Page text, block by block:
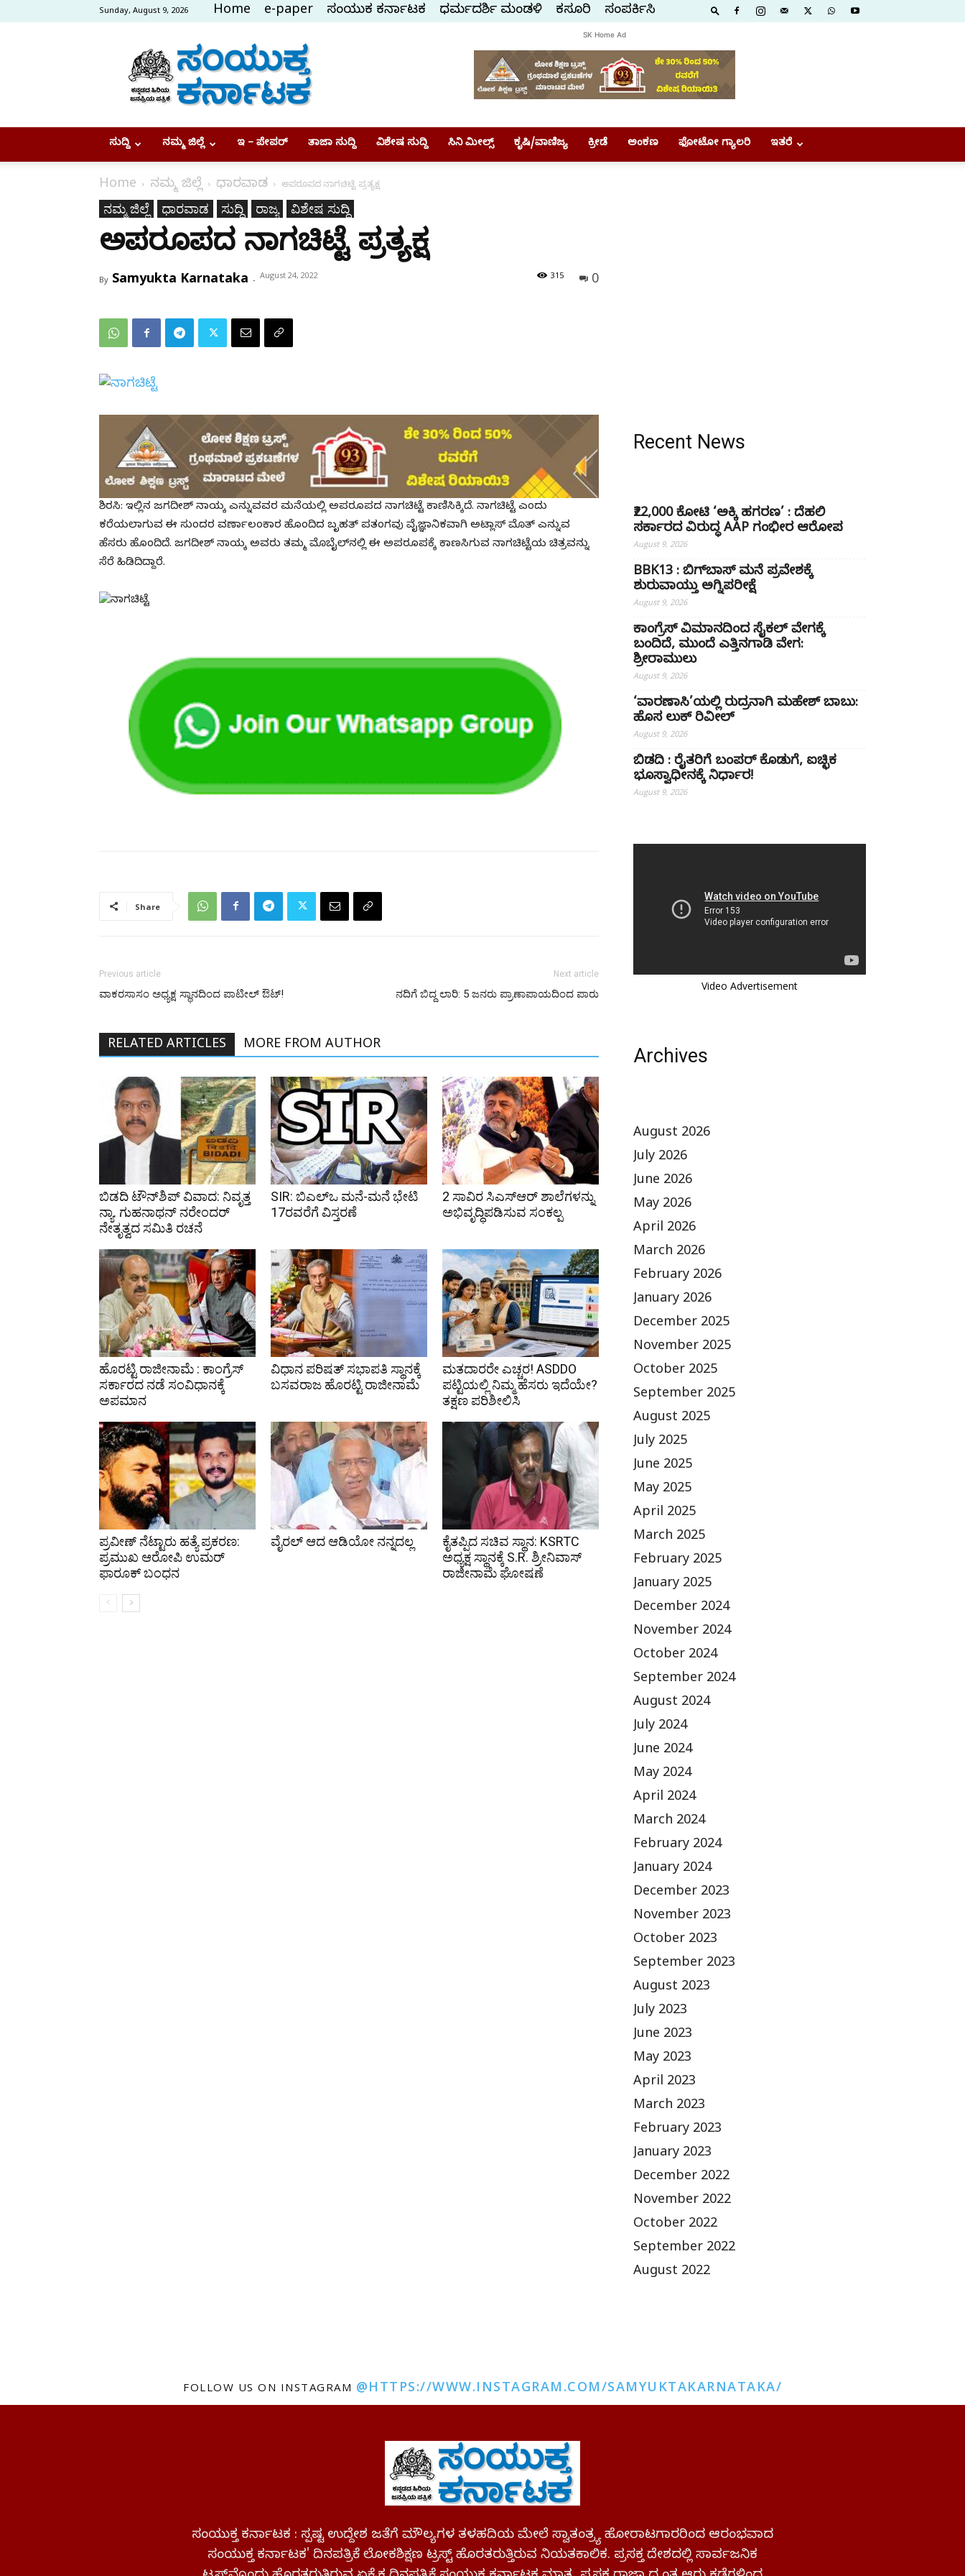
Sunday, August 9, 2026 Home e-paper ಸಂಯುಕ್ತ ಕರ್ನಾಟಕ ಧರ್ಮದರ್ಶಿ ಮಂಡಳಿ ಕಸ್ತೂರಿ ಸಂಪರ್ಕಿಸಿ
Samyukta
Karnataka
SK Home Ad
ಸುದ್ದಿ ನಮ್ಮ ಜಿಲ್ಲೆ ಇ – ಪೇಪರ್ ತಾಜಾ ಸುದ್ದಿ ವಿಶೇಷ ಸುದ್ದಿ ಸಿನಿ ಮೀಲ್ಸ್ ಕೃಷಿ/ವಾಣಿಜ್ಯ ಕ್ರೀಡೆ ಅಂಕಣ ಫೋಟೋ ಗ್ಯಾಲರಿ ಇತರೆ
Home ನಮ್ಮ ಜಿಲ್ಲೆ ಧಾರವಾಡ ಅಪರೂಪದ ನಾಗಚಿಟ್ಟೆ ಪ್ರತ್ಯಕ್ಷ
ನಮ್ಮ ಜಿಲ್ಲೆ ಧಾರವಾಡ ಸುದ್ದಿ ರಾಜ್ಯ ವಿಶೇಷ ಸುದ್ದಿ
ಅಪರೂಪದ ನಾಗಚಿಟ್ಟೆ ಪ್ರತ್ಯಕ್ಷ
By Samyukta Karnataka - August 24, 2022 0
315
ಶಿರಸಿ: ಇಲ್ಲಿನ ಜಗದೀಶ್ ನಾಯ್ಕ ಎನ್ನುವವರ ಮನೆಯಲ್ಲಿ ಅಪರೂಪದ ನಾಗಚಿಟ್ಟೆ ಕಾಣಿಸಿಕ್ಕಿದೆ. ನಾಗಚಿಟ್ಟೆ ಎಂದು
ಕರೆಯಲಾಗುವ ಈ ಸುಂದರ ವರ್ಣಾಲಂಕಾರ ಹೊಂದಿದ ಬೃಹತ್ ಪತಂಗವು ವೈಜ್ಞಾನಿಕವಾಗಿ ಅಟ್ಲಾಸ್ ಮೊತ್ ಎನ್ನುವ
ಹೆಸರು ಹೊಂದಿದೆ. ಜಗದೀಶ್ ನಾಯ್ಕ ಅವರು ತಮ್ಮ ಮೊಬೈಲ್‌ನಲ್ಲಿ ಈ ಅಪರೂಪಕ್ಕೆ ಕಾಣಸಿಗುವ ನಾಗಚಿಟ್ಟೆಯ ಚಿತ್ರವನ್ನು
ಸೆರೆ ಹಿಡಿದಿದ್ದಾರೆ.
Share
Previous article
ವಾಕರಸಾಸಂ ಅಧ್ಯಕ್ಷ ಸ್ಥಾನದಿಂದ ಪಾಟೀಲ್ ಔಟ್!
Next article
ನದಿಗೆ ಬಿದ್ದ ಲಾರಿ: 5 ಜನರು ಪ್ರಾಣಾಪಾಯದಿಂದ ಪಾರು
RELATED ARTICLES MORE FROM AUTHOR
ಬಿಡದಿ ಟೌನ್‌ಶಿಪ್ ವಿವಾದ: ನಿವೃತ್ತ
ನ್ಯಾ. ಗುಹನಾಥನ್ ನರೇಂದರ್
ನೇತೃತ್ವದ ಸಮಿತಿ ರಚನೆ
SIR: ಬಿಎಲ್ಒ ಮನೆ-ಮನೆ ಭೇಟಿ
17ರವರೆಗೆ ವಿಸ್ತರಣೆ
2 ಸಾವಿರ ಸಿಎಸ್‌ಆರ್ ಶಾಲೆಗಳನ್ನು
ಅಭಿವೃದ್ಧಿಪಡಿಸುವ ಸಂಕಲ್ಪ
ಹೊರಟ್ಟಿ ರಾಜೀನಾಮೆ : ಕಾಂಗ್ರೆಸ್
ಸರ್ಕಾರದ ನಡೆ ಸಂವಿಧಾನಕ್ಕೆ
ಅಪಮಾನ
ವಿಧಾನ ಪರಿಷತ್ ಸಭಾಪತಿ ಸ್ಥಾನಕ್ಕೆ
ಬಸವರಾಜ ಹೊರಟ್ಟಿ ರಾಜೀನಾಮೆ
ಮತದಾರರೇ ಎಚ್ಚರ! ASDDO
ಪಟ್ಟಿಯಲ್ಲಿ ನಿಮ್ಮ ಹೆಸರು ಇದೆಯೇ?
ತಕ್ಷಣ ಪರಿಶೀಲಿಸಿ
ಪ್ರವೀಣ್ ನೆಟ್ಟಾರು ಹತ್ಯೆ ಪ್ರಕರಣ:
ಪ್ರಮುಖ ಆರೋಪಿ ಉಮರ್
ಫಾರೂಕ್ ಬಂಧನ
ವೈರಲ್ ಆದ ಆಡಿಯೋ ನನ್ನದಲ್ಲ
ಕೈತಪ್ಪಿದ ಸಚಿವ ಸ್ಥಾನ: KSRTC
ಅಧ್ಯಕ್ಷ ಸ್ಥಾನಕ್ಕೆ S.R. ಶ್ರೀನಿವಾಸ್
ರಾಜೀನಾಮೆ ಘೋಷಣೆ
Recent News
₹22,000 ಕೋಟಿ ‘ಅಕ್ಕಿ ಹಗರಣ’ : ದೆಹಲಿ
ಸರ್ಕಾರದ ವಿರುದ್ಧ AAP ಗಂಭೀರ ಆರೋಪ
August 9, 2026
BBK13 : ಬಿಗ್‌ಬಾಸ್‌ ಮನೆ ಪ್ರವೇಶಕ್ಕೆ
ಶುರುವಾಯ್ತು ಅಗ್ನಿಪರೀಕ್ಷೆ
August 9, 2026
ಕಾಂಗ್ರೆಸ್‌ ವಿಮಾನದಿಂದ ಸೈಕಲ್ ವೇಗಕ್ಕೆ
ಬಂದಿದೆ, ಮುಂದೆ ಎತ್ತಿನಗಾಡಿ ವೇಗ:
ಶ್ರೀರಾಮುಲು
August 9, 2026
‘ವಾರಣಾಸಿ’ಯಲ್ಲಿ ರುದ್ರನಾಗಿ ಮಹೇಶ್ ಬಾಬು:
ಹೊಸ ಲುಕ್ ರಿವೀಲ್
August 9, 2026
ಬಿಡದಿ : ರೈತರಿಗೆ ಬಂಪರ್ ಕೊಡುಗೆ, ಐಚ್ಛಿಕ
ಭೂಸ್ವಾಧೀನಕ್ಕೆ ನಿರ್ಧಾರ!
August 9, 2026
Video Advertisement
Archives
August 2026
July 2026
June 2026
May 2026
April 2026
March 2026
February 2026
January 2026
December 2025
November 2025
October 2025
September 2025
August 2025
July 2025
June 2025
May 2025
April 2025
March 2025
February 2025
January 2025
December 2024
November 2024
October 2024
September 2024
August 2024
July 2024
June 2024
May 2024
April 2024
March 2024
February 2024
January 2024
December 2023
November 2023
October 2023
September 2023
August 2023
July 2023
June 2023
May 2023
April 2023
March 2023
February 2023
January 2023
December 2022
November 2022
October 2022
September 2022
August 2022
FOLLOW US ON INSTAGRAM @HTTPS://WWW.INSTAGRAM.COM/SAMYUKTAKARNATAKA/
ಸಂಯುಕ್ತ ಕರ್ನಾಟಕ : ಸ್ಪಷ್ಟ ಉದ್ದೇಶ ಜತೆಗೆ ಮೌಲ್ಯಗಳ ತಳಹದಿಯ ಮೇಲೆ ಸ್ವಾತಂತ್ರ್ಯ ಹೋರಾಟಗಾರರಿಂದ ಆರಂಭವಾದ
ಸಂಯುಕ್ತ ಕರ್ನಾಟಕ' ದಿನಪತ್ರಿಕೆ ಲೋಕಶಿಕ್ಷಣ ಟ್ರಸ್ಟ್ ಹೊರತರುತ್ತಿರುವ ನಿಯತಕಾಲಿಕ. ಪ್ರಸಕ್ತ ದೇಶದಲ್ಲಿ ಸಾರ್ವಜನಿಕ